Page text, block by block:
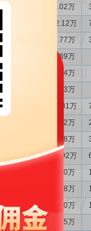
9.02万
12.12万
7.77万
4.89万
4.74万
9.33万
11.81万
8.42万
8.98万
847.2万 13.92万
9.10万
9.78万
579.8万 8.70万
528.1万 7.45万